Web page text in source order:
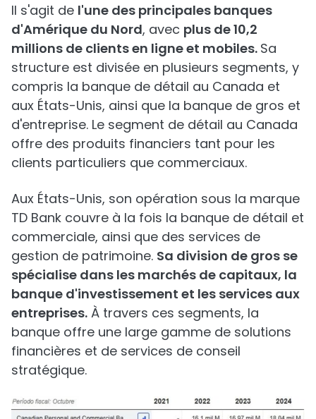
Il s'agit de l'une des principales banques
d'Amérique du Nord, avec plus de 10,2
millions de clients en ligne et mobiles. Sa
structure est divisée en plusieurs segments, y
compris la banque de détail au Canada et
aux États-Unis, ainsi que la banque de gros et
d'entreprise. Le segment de détail au Canada
offre des produits financiers tant pour les
clients particuliers que commerciaux.
Aux États-Unis, son opération sous la marque
TD Bank couvre à la fois la banque de détail et
commerciale, ainsi que des services de
gestion de patrimoine. Sa division de gros se
spécialise dans les marchés de capitaux, la
banque d'investissement et les services aux
entreprises. À travers ces segments, la
banque offre une large gamme de solutions
financières et de services de conseil
stratégique.